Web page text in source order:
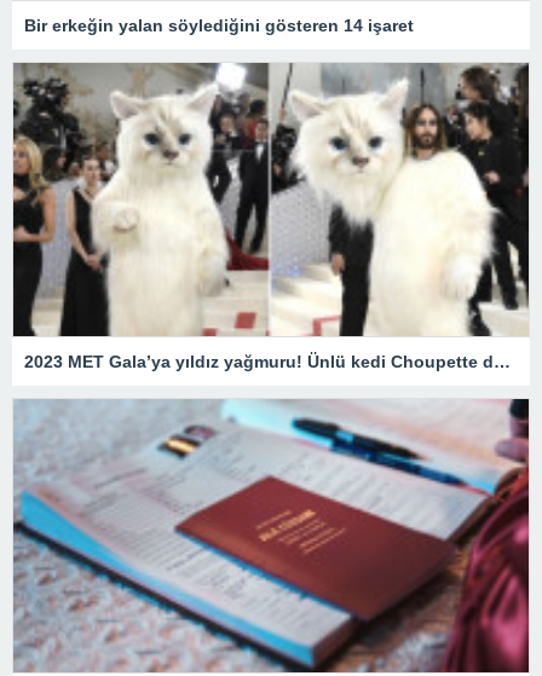
Bir erkeğin yalan söylediğini gösteren 14 işaret
2023 MET Gala’ya yıldız yağmuru! Ünlü kedi Choupette de unutulmadı